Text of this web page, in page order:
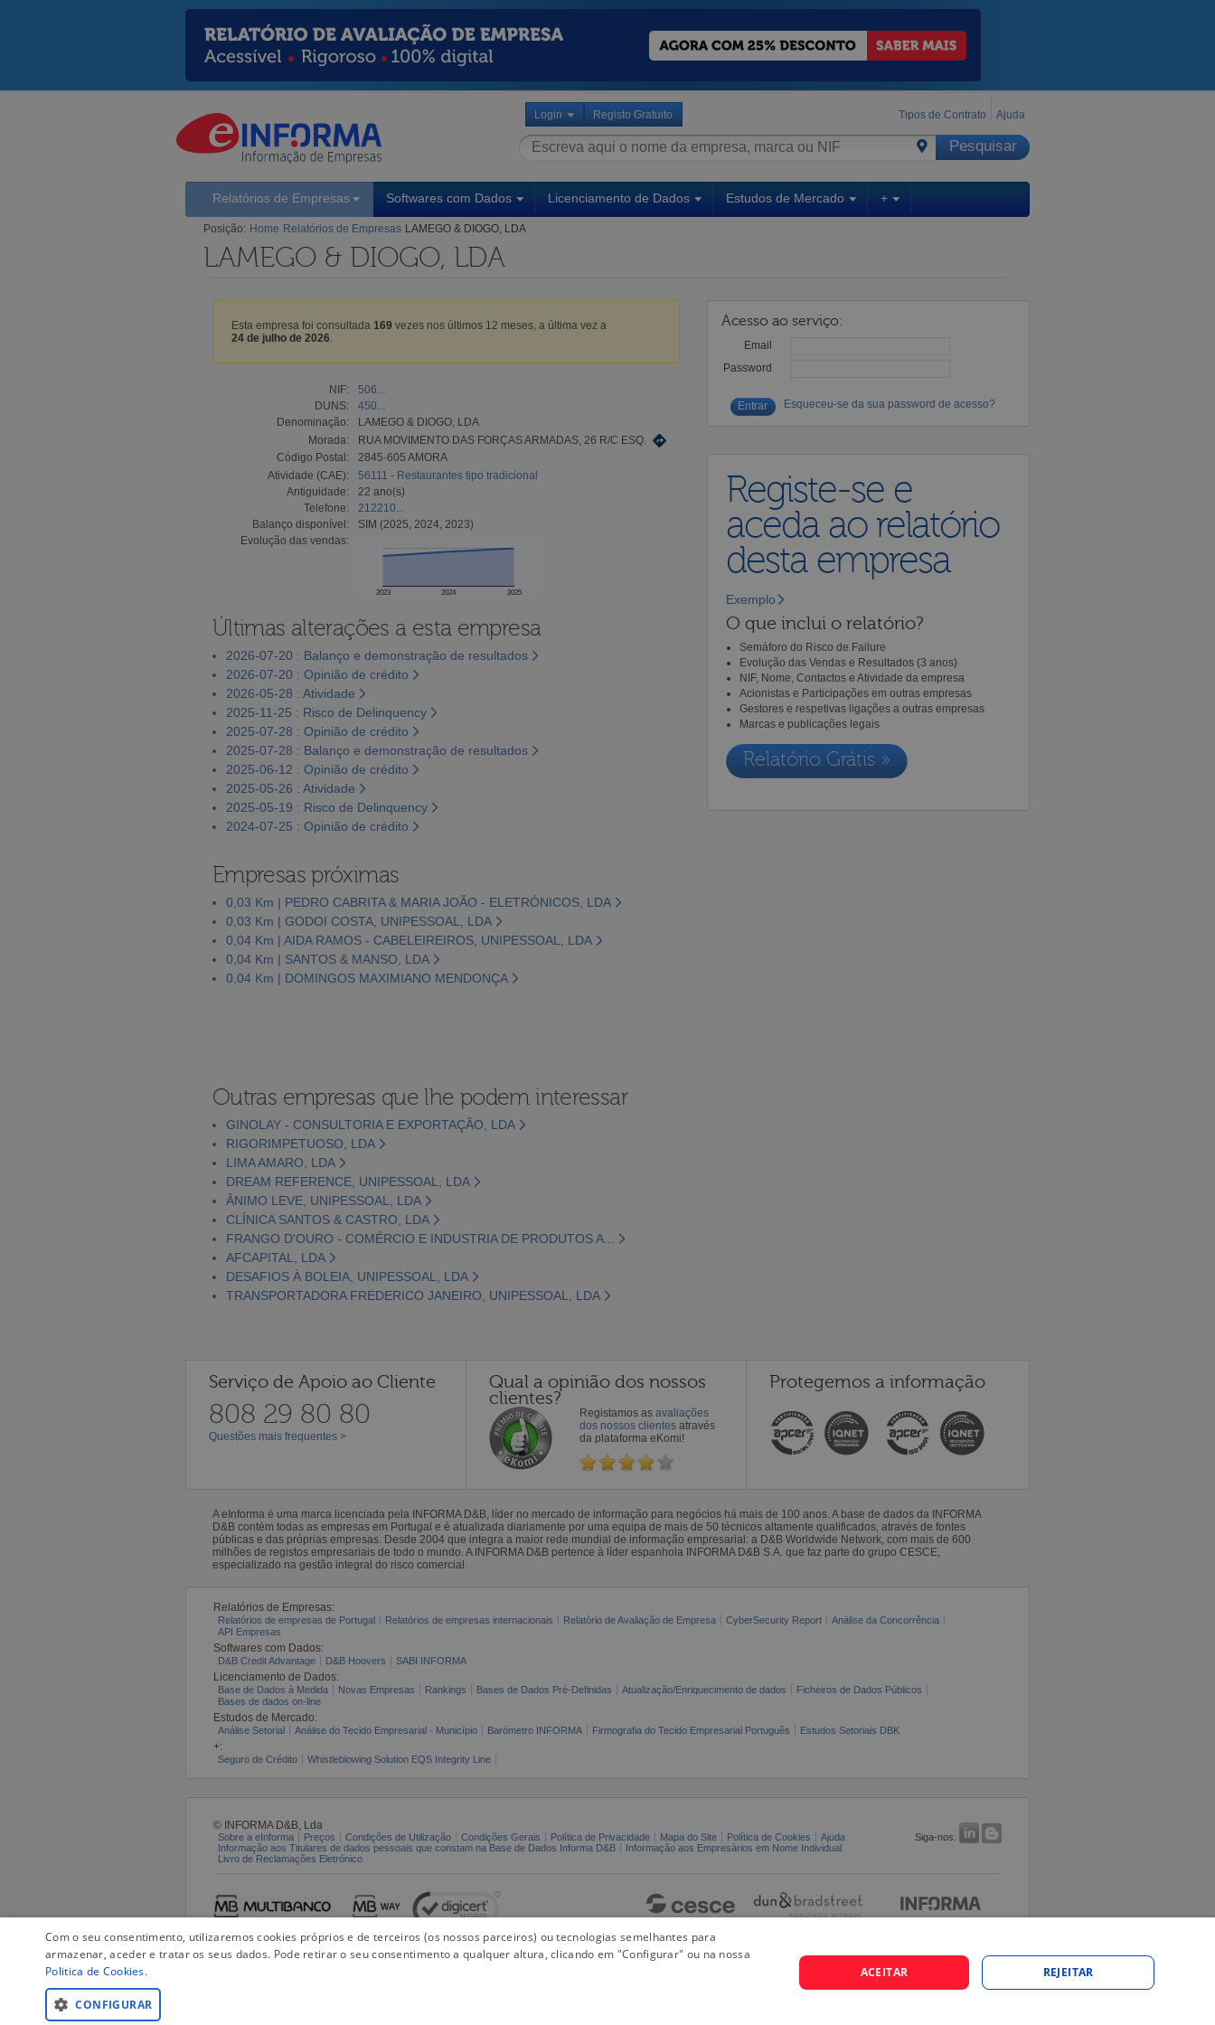
Login Registo Gratuito Tipos de Contrato Ajuda
Relatórios de Empresas Softwares com Dados Licenciamento de Dados Estudos de Mercado +
Posição: Home Relatórios de Empresas LAMEGO & DIOGO, LDA
LAMEGO & DIOGO, LDA
Esta empresa foi consultada 169 vezes nos últimos 12 meses, a última vez a
24 de julho de 2026
NIF:
506...
DUNS:
450...
Denominação:
LAMEGO & DIOGO, LDA
Morada:
RUA MOVIMENTO DAS FORÇAS ARMADAS, 26 R/C ESQ.
Código Postal:
2845-605 AMORA
Atividade (CAE):
56111 - Restaurantes tipo tradicional
Antiguidade:
22 ano(s)
Telefone:
212210...
Balanço disponível:
SIM (2025, 2024, 2023)
Evolução das vendas:
2023 2024 2025
Últimas alterações a esta empresa
2026-07-20 : Balanço e demonstração de resultados
2026-07-20 : Opinião de crédito
2026-05-28 : Atividade
2025-11-25 : Risco de Delinquency
2025-07-28 : Opinião de crédito
2025-07-28 : Balanço e demonstração de resultados
2025-06-12 : Opinião de crédito
2025-05-26 : Atividade
2025-05-19 : Risco de Delinquency
2024-07-25 : Opinião de crédito
Empresas próximas
0,03 Km | PEDRO CABRITA & MARIA JOÃO - ELETRÓNICOS, LDA
0,03 Km | GODOI COSTA, UNIPESSOAL, LDA
0,04 Km | AIDA RAMOS - CABELEIREIROS, UNIPESSOAL, LDA
0,04 Km | SANTOS & MANSO, LDA
0,04 Km | DOMINGOS MAXIMIANO MENDONÇA
Acesso ao serviço:
Email
Password
Esqueceu-se da sua password de acesso?
Registe-se e
aceda ao relatório
desta empresa
Exemplo
O que inclui o relatório?
Semáforo do Risco de Failure
Evolução das Vendas e Resultados (3 anos)
NIF, Nome, Contactos e Atividade da empresa
Acionistas e Participações em outras empresas
Gestores e respetivas ligações a outras empresas
Marcas e publicações legais
Relatório Grátis »
Outras empresas que lhe podem interessar
GINOLAY - CONSULTORIA E EXPORTAÇÃO, LDA
RIGORIMPETUOSO, LDA
LIMA AMARO, LDA
DREAM REFERENCE, UNIPESSOAL, LDA
ÂNIMO LEVE, UNIPESSOAL, LDA
CLÍNICA SANTOS & CASTRO, LDA
FRANGO D'OURO - COMÉRCIO E INDUSTRIA DE PRODUTOS A...
AFCAPITAL, LDA
DESAFIOS À BOLEIA, UNIPESSOAL, LDA
TRANSPORTADORA FREDERICO JANEIRO, UNIPESSOAL, LDA
Serviço de Apoio ao Cliente
808 29 80 80
Questões mais frequentes >
Qual a opinião dos nossos
clientes?
Registamos as avaliações
dos nossos clientes através
da plataforma eKomi!
Protegemos a informação
A eInforma é uma marca licenciada pela INFORMA D&B, líder no mercado de informação para negócios há mais de 100 anos. A base de dados da INFORMA
D&B contém todas as empresas em Portugal e é atualizada diariamente por uma equipa de mais de 50 técnicos altamente qualificados, através de fontes
públicas e das próprias empresas. Desde 2004 que integra a maior rede mundial de informação empresarial: a D&B Worldwide Network, com mais de 600
milhões de registos empresariais de todo o mundo. A INFORMA D&B pertence à líder espanhola INFORMA D&B S.A. que faz parte do grupo CESCE,
especializado na gestão integral do risco comercial.
Relatórios de Empresas:
Relatórios de empresas de Portugal Relatórios de empresas internacionais Relatório de Avaliação de Empresa CyberSecurity Report
Análise da Concorrência
API Empresas
Softwares com Dados:
D&B Credit Advantage D&B Hoovers SABI INFORMA
Licenciamento de Dados:
Base de Dados à Medida Novas Empresas Rankings Bases de Dados Pré-Definidas Atualização/Enriquecimento de dados
Ficheiros de Dados Públicos
Bases de dados on-line
Estudos de Mercado:
Análise Setorial Análise do Tecido Empresarial - Município Barómetro INFORMA Firmografia do Tecido Empresarial Português Estudos Setoriais DBK
+:
Seguro de Crédito Whistleblowing Solution EQS Integrity Line
© INFORMA D&B, Lda
Sobre a eInforma Preços Condições de Utilização Condições Gerais Política de Privacidade Mapa do Site Política de Cookies Ajuda
Siga-nos:
Informação aos Titulares de dados pessoais que constam na Base de Dados Informa D&B
Informação aos Empresários em Nome Individual
Livro de Reclamações Eletrónico
Com o seu consentimento, utilizaremos cookies próprios e de terceiros (os nossos parceiros) ou tecnologias semelhantes para
armazenar, aceder e tratar os seus dados. Pode retirar o seu consentimento a qualquer altura, clicando em "Configurar" ou na nossa
Politica de Cookies.
CONFIGURAR
ACEITAR REJEITAR